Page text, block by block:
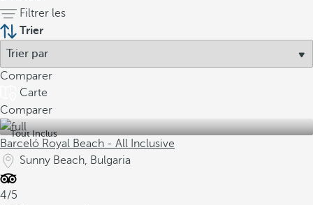
Filtrer les
Trier
Comparer
Carte
Comparer
Tout Inclus
Barceló Royal Beach - All Inclusive
Sunny Beach, Bulgaria
4/5